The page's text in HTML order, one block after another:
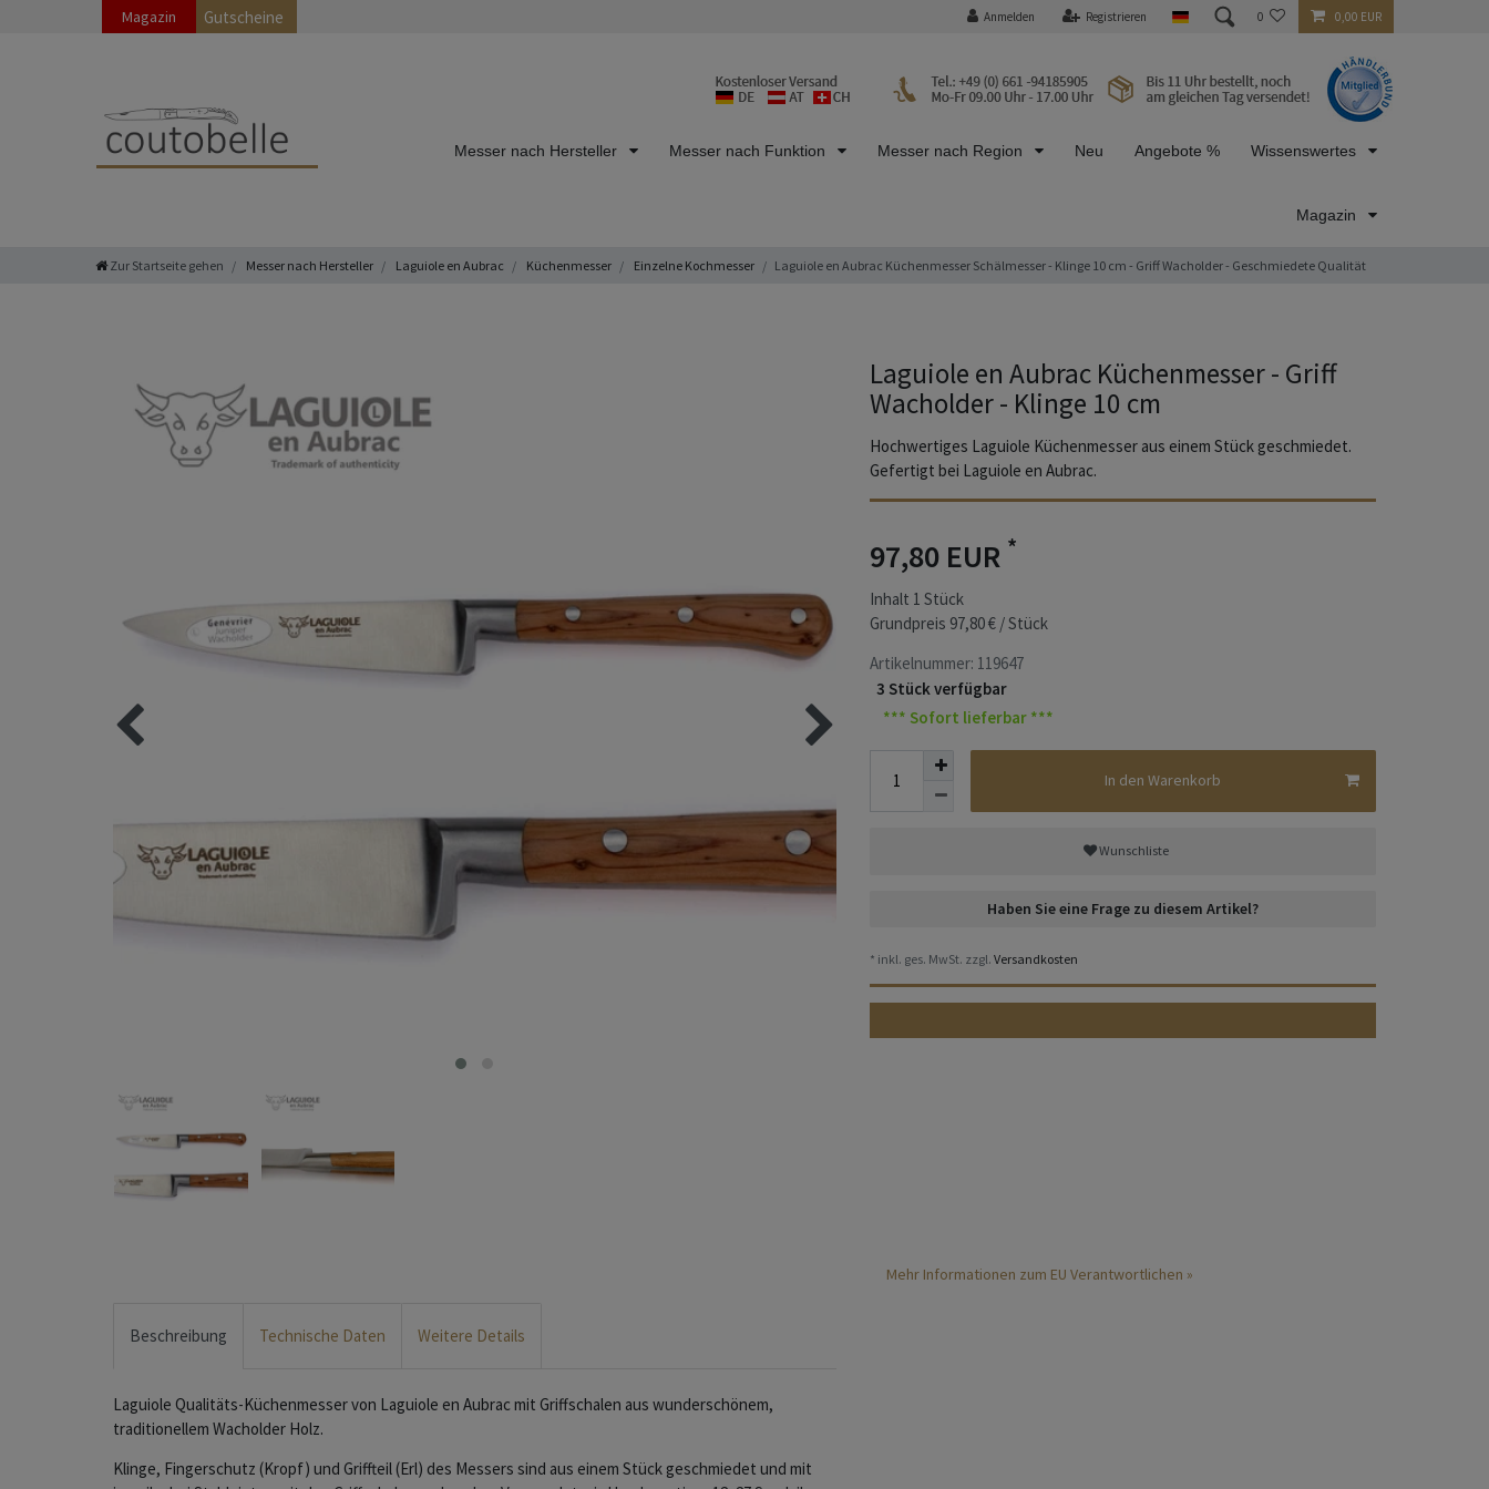
Gutscheine
Magazin Anmelden Registrieren 0 0,00 EUR
Messer nach Hersteller Messer nach Funktion Messer nach Region Neu Angebote % Wissenswertes
Magazin
Zur Startseite gehen Messer nach Hersteller Laguiole en Aubrac Küchenmesser Einzelne Kochmesser Laguiole en Aubrac Küchenmesser Schälmesser - Klinge 10 cm - Griff Wacholder - Geschmiedete Qualität
Laguiole en Aubrac Küchenmesser - Griff
Wacholder - Klinge 10 cm
Hochwertiges Laguiole Küchenmesser aus einem Stück geschmiedet.
Gefertigt bei Laguiole en Aubrac.
97,80 EUR *
Inhalt 1 Stück
Grundpreis 97,80 € / Stück
Artikelnummer: 119647
3 Stück verfügbar
*** Sofort lieferbar ***
In den Warenkorb
Wunschliste
Haben Sie eine Frage zu diesem Artikel?
* inkl. ges. MwSt. zzgl. Versandkosten
Beschreibung Technische Daten Weitere Details
Laguiole Qualitäts-Küchenmesser von Laguiole en Aubrac mit Griffschalen aus wunderschönem,
traditionellem Wacholder Holz.
Klinge, Fingerschutz (Kropf) und Griffteil (Erl) des Messers sind aus einem Stück geschmiedet und mit
Mehr Informationen zum EU Verantwortlichen »